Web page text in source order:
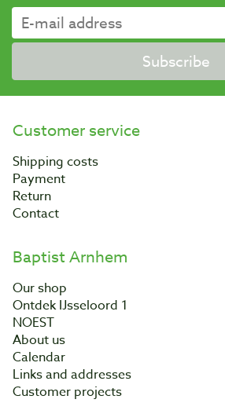
Subscribe
Customer service
Shipping costs
Payment
Return
Contact
Baptist Arnhem
Our shop
Ontdek IJsseloord 1
NOEST
About us
Calendar
Links and addresses
Customer projects